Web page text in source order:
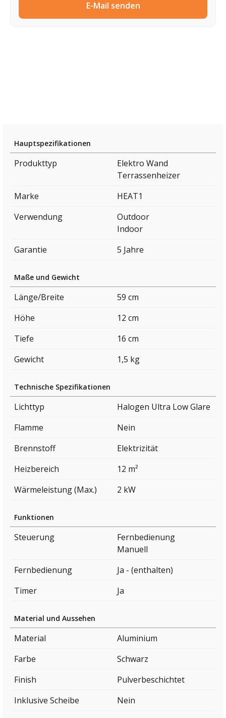
E-Mail senden
Hauptspezifikationen
Produkttyp
Elektro Wand
Terrassenheizer
Marke
HEAT1
Verwendung
Outdoor
Indoor
Garantie
5 Jahre
Maße und Gewicht
Länge/Breite
59 cm
Höhe
12 cm
Tiefe
16 cm
Gewicht
1,5 kg
Technische Spezifikationen
Lichttyp
Halogen Ultra Low Glare
Flamme
Nein
Brennstoff
Elektrizität
Heizbereich
12 m²
Wärmeleistung (Max.)
2 kW
Funktionen
Steuerung
Fernbedienung
Manuell
Fernbedienung
Ja - (enthalten)
Timer
Ja
Material und Aussehen
Material
Aluminium
Farbe
Schwarz
Finish
Pulverbeschichtet
Inklusive Scheibe
Nein